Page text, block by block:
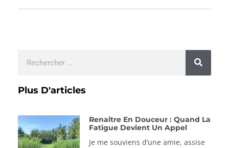
Plus D'articles
Renaître En Douceur : Quand La
Fatigue Devient Un Appel
Je me souviens d’une amie, assise